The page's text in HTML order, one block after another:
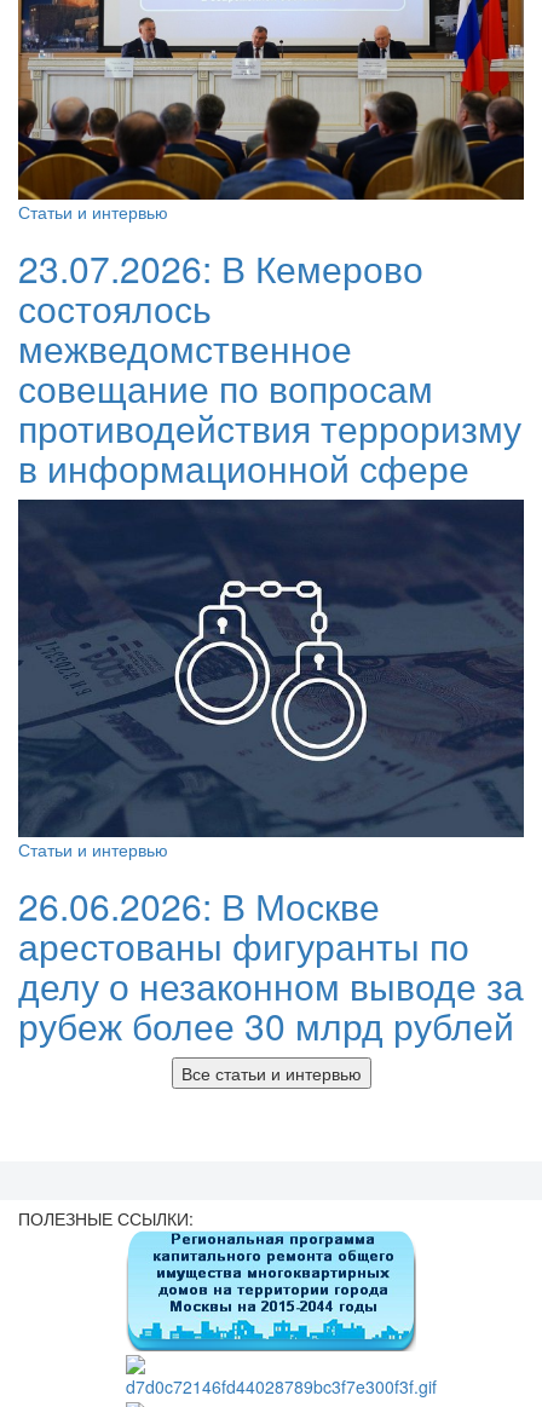
Статьи и интервью
23.07.2026: В Кемерово
состоялось
межведомственное
совещание по вопросам
противодействия терроризму
в информационной сфере
Статьи и интервью
26.06.2026: В Москве
арестованы фигуранты по
делу о незаконном выводе за
рубеж более 30 млрд рублей
Все статьи и интервью
ПОЛЕЗНЫЕ ССЫЛКИ: